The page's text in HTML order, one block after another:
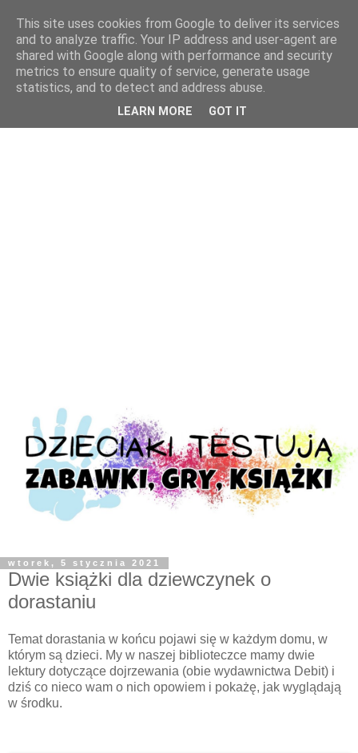
wtorek, 5 stycznia 2021
Dwie książki dla dziewczynek o
dorastaniu
Temat dorastania w końcu pojawi się w każdym domu, w
którym są dzieci. My w naszej biblioteczce mamy dwie
lektury dotyczące dojrzewania (obie wydawnictwa Debit) i
dziś co nieco wam o nich opowiem i pokażę, jak wyglądają
w środku.
This site uses cookies from Google to deliver its services
and to analyze traffic. Your IP address and user-agent are
shared with Google along with performance and security
metrics to ensure quality of service, generate usage
statistics, and to detect and address abuse.
LEARN MORE GOT IT